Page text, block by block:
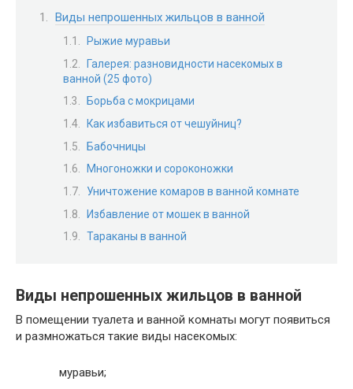
Виды непрошенных жильцов в ванной
Рыжие муравьи
Галерея: разновидности насекомых в
ванной (25 фото)
Борьба с мокрицами
Как избавиться от чешуйниц?
Бабочницы
Многоножки и сороконожки
Уничтожение комаров в ванной комнате
Избавление от мошек в ванной
Тараканы в ванной
Виды непрошенных жильцов в ванной
В помещении туалета и ванной комнаты могут появиться
и размножаться такие виды насекомых:
муравьи;